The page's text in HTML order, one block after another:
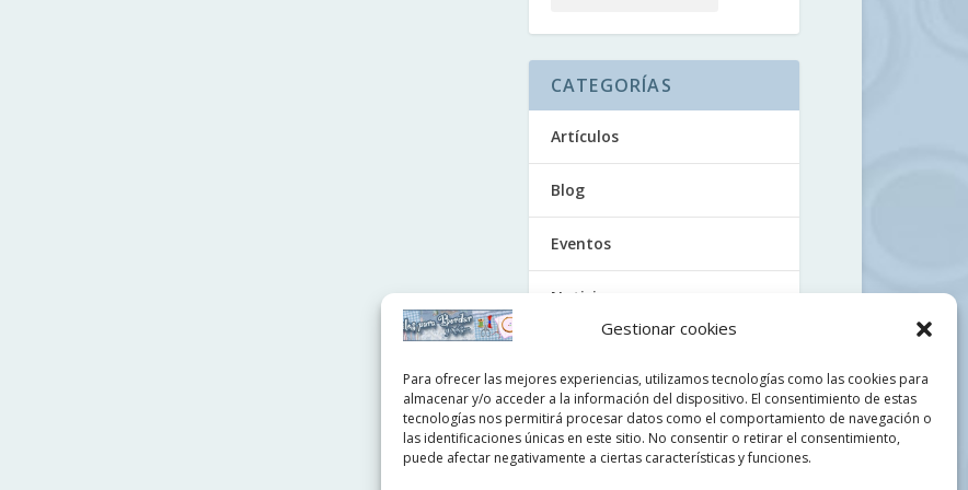
Gestionar cookies
Para ofrecer las mejores experiencias, utilizamos tecnologías como las cookies para
almacenar y/o acceder a la información del dispositivo. El consentimiento de estas
tecnologías nos permitirá procesar datos como el comportamiento de navegación o
las identificaciones únicas en este sitio. No consentir o retirar el consentimiento,
puede afectar negativamente a ciertas características y funciones.
CATEGORÍAS
Artículos
Blog
Eventos
Noticias
Uncategorized
Videos